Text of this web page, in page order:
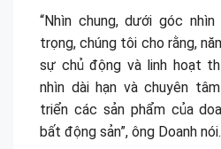
“Nhìn chung, dưới góc
trọng, chúng tôi cho rằng,
sự chủ động và linh hoạt
nhìn dài hạn và chuyên
triển các sản phẩm của
bất động sản”, ông Doanh nói.